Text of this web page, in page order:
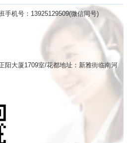
手机号：13925129509(微信同号)
阳大厦1709室/花都地址：新雅街临南河